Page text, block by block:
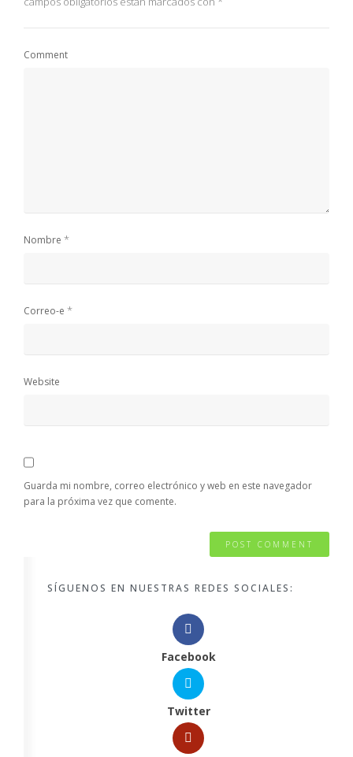
Comment
Nombre *
Correo-e *
Website
Guarda mi nombre, correo electrónico y web en este navegador
para la próxima vez que comente.
SÍGUENOS EN NUESTRAS REDES SOCIALES:
Facebook
Twitter